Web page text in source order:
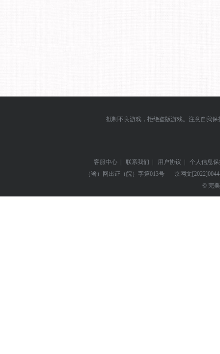
抵制不良游戏，拒绝盗版游戏。注意自我
客服中心 | 联系我们 | 用户协议 |
个人信息
（署）网出证（皖）字第013号
京网文
© 完美